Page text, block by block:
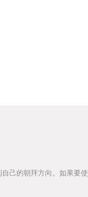
己的朝拜方向。如果要